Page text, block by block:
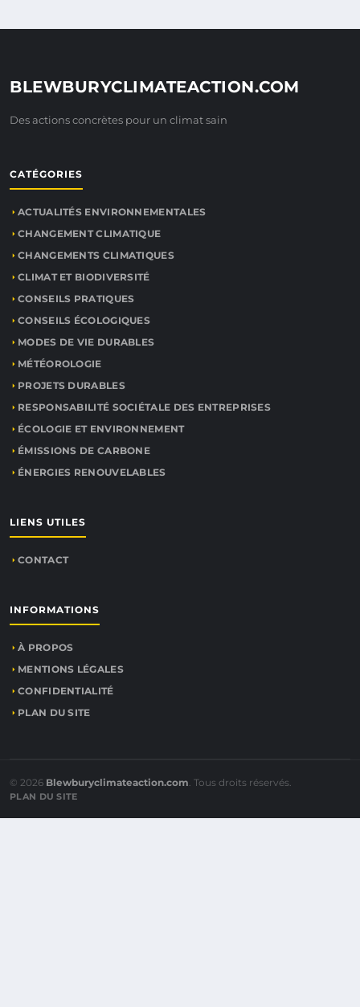
BLEWBURYCLIMATEACTION.COM
Des actions concrètes pour un climat sain
CATÉGORIES
ACTUALITÉS ENVIRONNEMENTALES
CHANGEMENT CLIMATIQUE
CHANGEMENTS CLIMATIQUES
CLIMAT ET BIODIVERSITÉ
CONSEILS PRATIQUES
CONSEILS ÉCOLOGIQUES
MODES DE VIE DURABLES
MÉTÉOROLOGIE
PROJETS DURABLES
RESPONSABILITÉ SOCIÉTALE DES ENTREPRISES
ÉCOLOGIE ET ENVIRONNEMENT
ÉMISSIONS DE CARBONE
ÉNERGIES RENOUVELABLES
LIENS UTILES
CONTACT
INFORMATIONS
À PROPOS
MENTIONS LÉGALES
CONFIDENTIALITÉ
PLAN DU SITE
© 2026 Blewburyclimateaction.com. Tous droits réservés.
PLAN DU SITE